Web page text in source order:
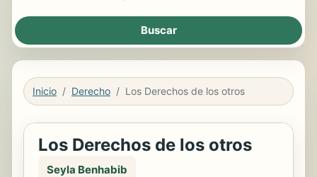
Inicio Derecho Los Derechos de los otros
Los Derechos de los otros
Seyla Benhabib